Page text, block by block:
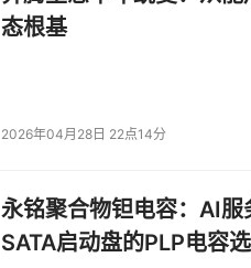
态根基
2026年04月28日 22点14分
永铭聚合物钽电容：AI
SATA启动盘的PLP电容